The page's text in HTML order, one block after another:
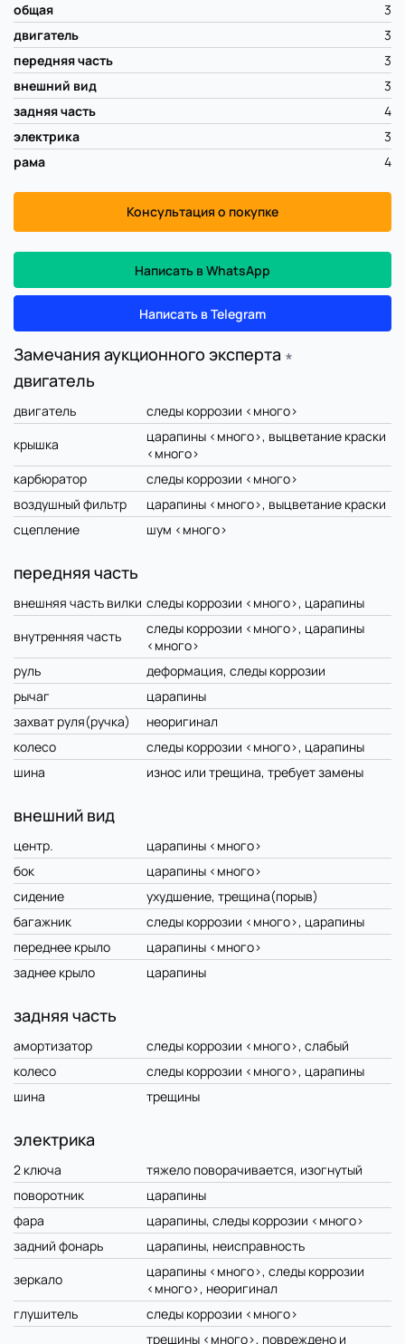
общая
3
двигатель
3
передняя часть
3
внешний вид
3
задняя часть
4
электрика
3
рама
4
Консультация о покупке
Написать в WhatsApp
Написать в Telegram
Замечания аукционного эксперта ∗
двигатель
двигатель
следы коррозии <много>
крышка
царапины <много>, выцветание краски
<много>
карбюратор
следы коррозии <много>
воздушный фильтр
царапины <много>, выцветание краски
сцепление
шум <много>
передняя часть
внешняя часть вилки следы коррозии <много>, царапины
внутренняя часть
следы коррозии <много>, царапины
<много>
руль
деформация, следы коррозии
рычаг
царапины
захват руля(ручка)
неоригинал
колесо
следы коррозии <много>, царапины
шина
износ или трещина, требует замены
внешний вид
центр.
царапины <много>
бок
царапины <много>
сидение
ухудшение, трещина(порыв)
багажник
следы коррозии <много>, царапины
переднее крыло
царапины <много>
заднее крыло
царапины
задняя часть
амортизатор
следы коррозии <много>, слабый
колесо
следы коррозии <много>, царапины
шина
трещины
электрика
2 ключа
тяжело поворачивается, изогнутый
поворотник
царапины
фара
царапины, следы коррозии <много>
задний фонарь
царапины, неисправность
зеркало
царапины <много>, следы коррозии
<много>, неоригинал
глушитель
следы коррозии <много>
трещины <много>, повреждено и